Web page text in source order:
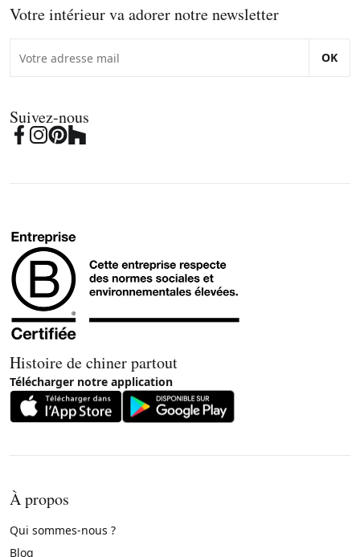
Votre intérieur va adorer notre newsletter
OK
Suivez-nous
Histoire de chiner partout
Télécharger notre application
À propos
Qui sommes-nous ?
Blog